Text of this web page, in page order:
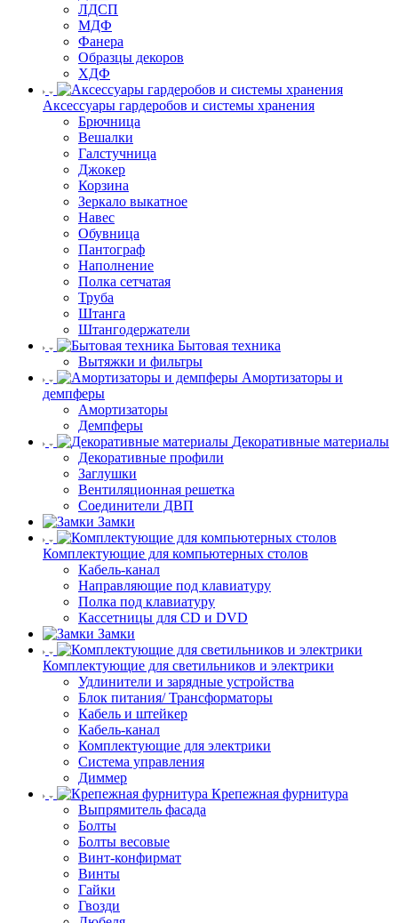
ЛДСП
МДФ
Фанера
Образцы декоров
ХДФ
Аксессуары гардеробов и системы хранения
Брючница
Вешалки
Галстучница
Джокер
Корзина
Зеркало выкатное
Навес
Обувница
Пантограф
Наполнение
Полка сетчатая
Труба
Штанга
Штангодержатели
Бытовая техника
Вытяжки и фильтры
Амортизаторы и
демпферы
Амортизаторы
Демпферы
Декоративные материалы
Декоративные профили
Заглушки
Вентиляционная решетка
Соединители ДВП
Замки
Комплектующие для компьютерных столов
Кабель-канал
Направляющие под клавиатуру
Полка под клавиатуру
Кассетницы для CD и DVD
Замки
Комплектующие для светильников и электрики
Удлинители и зарядные устройства
Блок питания/ Трансформаторы
Кабель и штейкер
Кабель-канал
Комплектующие для электрики
Система управления
Диммер
Крепежная фурнитура
Выпрямитель фасада
Болты
Болты весовые
Винт-конфирмат
Винты
Гайки
Гвозди